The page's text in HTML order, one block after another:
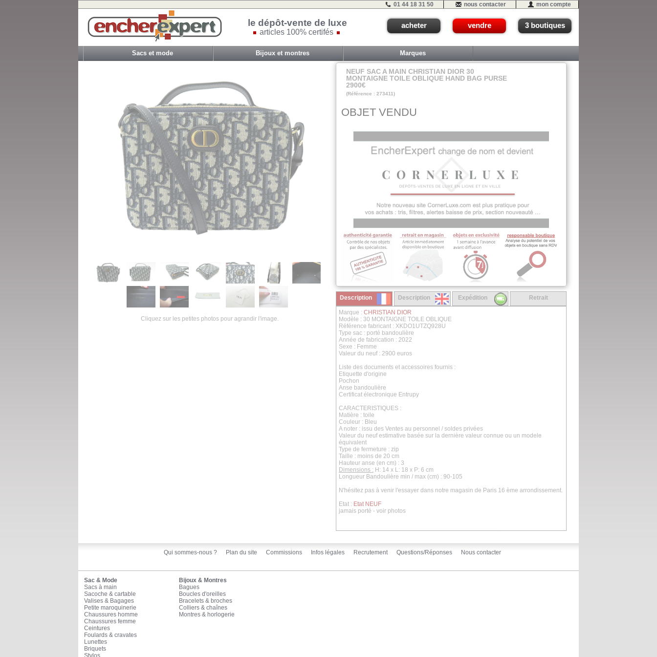
01 44 18 31 50 nous contacter mon compte
le dépôt-vente de luxe
articles 100% certifés
acheter vendre 3 boutiques
Sacs et mode Bijoux et montres Marques
Cliquez sur les petites photos pour agrandir l'image.
NEUF SAC A MAIN CHRISTIAN DIOR 30
MONTAIGNE TOILE OBLIQUE HAND BAG PURSE
2900€
(Référence : 273411)
OBJET VENDU
Description Description Expédition Retrait
Marque : CHRISTIAN DIOR
Modèle : 30 MONTAIGNE TOILE OBLIQUE
Référence fabricant : XKDO1UTZQ928U
Type sac : porté bandoulière
Année de fabrication : 2022
Sexe : Femme
Valeur du neuf : 2900 euros
Liste des documents et accessoires fournis :
Etiquette d'origine
Pochon
Anse bandoulière
Certificat électronique Entrupy
CARACTERISTIQUES :
Matière : toile
Couleur : Bleu
A noter : issu des Ventes au personnel / soldes privées
Valeur du neuf estimative basée sur la dernière valeur connue ou un modele
équivalent
Type de fermeture : zip
Taille : moins de 20 cm
Hauteur anse (en cm) : 3
Dimensions : H: 14 x L: 18 x P: 6 cm
Longueur Bandoulière min / max (cm) : 90-105
N'hésitez pas à venir l'essayer dans notre magasin de Paris 16 ème arrondissement.
Etat : Etat NEUF
jamais porté - voir photos
Qui sommes-nous ? Plan du site Commissions Infos légales Recrutement Questions/Réponses Nous contacter
Sac & Mode
Sacs à main
Sacoche & cartable
Valises & Bagages
Petite maroquinerie
Chaussures homme
Chaussures femme
Ceintures
Foulards & cravates
Lunettes
Briquets
Stylos
Bijoux & Montres
Bagues
Boucles d'oreilles
Bracelets & broches
Colliers & chaînes
Montres & horlogerie